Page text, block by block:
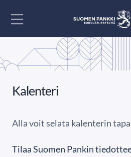
Kalenteri
Alla voit selata kalenterin
Tilaa Suomen Pankin